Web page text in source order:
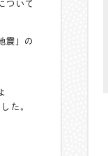
ついて
震」の
た。